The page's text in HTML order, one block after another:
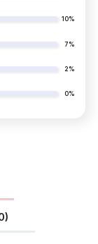
10%
7%
2%
0%